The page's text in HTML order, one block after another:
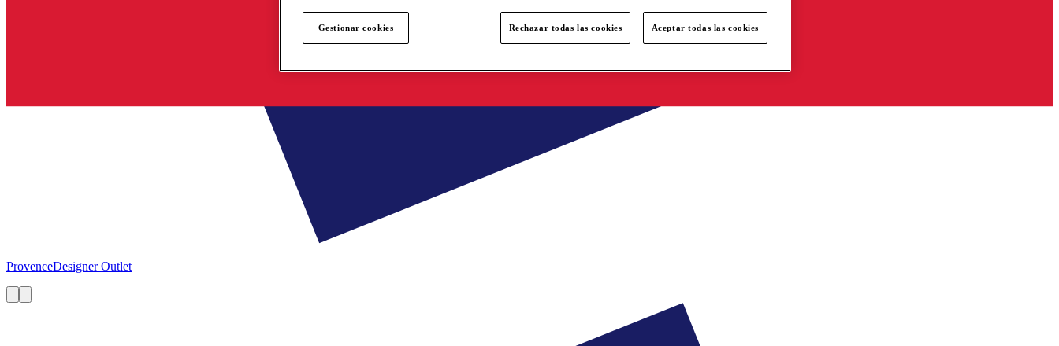
ProvenceDesigner Outlet
Gestionar cookies Rechazar todas las cookies Aceptar todas las cookies